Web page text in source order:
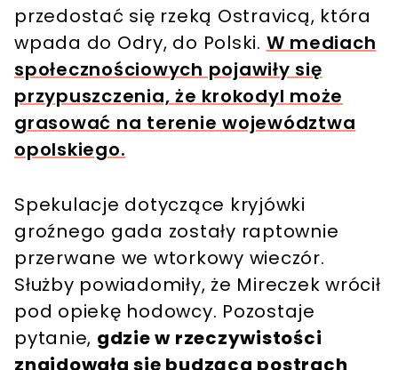
przedostać się rzeką Ostravicą, która
wpada do Odry, do Polski. W mediach
społecznościowych pojawiły się
przypuszczenia, że krokodyl może
grasować na terenie województwa
opolskiego.
Spekulacje dotyczące kryjówki
groźnego gada zostały raptownie
przerwane we wtorkowy wieczór.
Służby powiadomiły, że Mireczek wrócił
pod opiekę hodowcy. Pozostaje
pytanie, gdzie w rzeczywistości
znajdowała się budząca postrach